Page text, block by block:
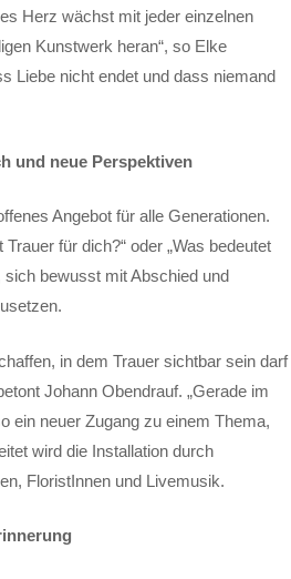
Herz wächst mit jeder einzelnen
Kunstwerk heran“, so Elke
Liebe nicht endet und dass niemand
und neue Perspektiven
Angebot für alle Generationen.
für dich?“ oder „Was bedeutet
sich bewusst mit Abschied und
in dem Trauer sichtbar sein darf
Johann Obendrauf. „Gerade im
ein neuer Zugang zu einem Thema,
wird die Installation durch
FloristInnen und Livemusik.